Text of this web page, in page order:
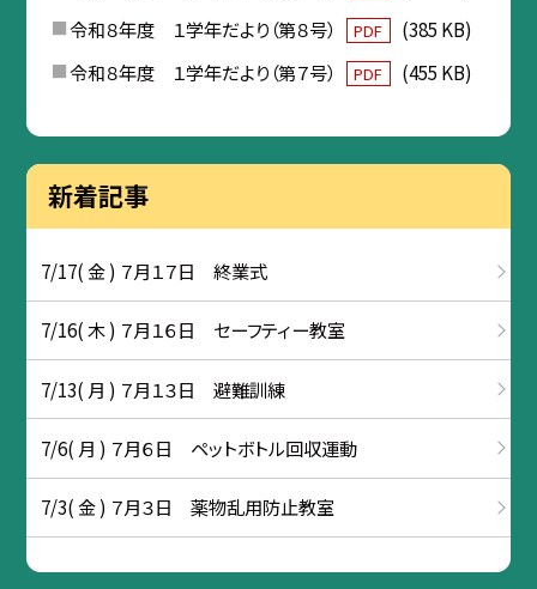
令和８年度 １学年だより（第８号）
PDF
(385 KB)
令和８年度 １学年だより（第７号）
PDF (455 KB)
新着記事
7/17( 金 ) ７月１７日 終業式
7/16( 木 ) ７月１６日 セーフティー教室
7/13( 月 ) ７月１３日 避難訓練
7/6( 月 ) ７月６日 ペットボトル回収運動
7/3( 金 ) ７月３日 薬物乱用防止教室